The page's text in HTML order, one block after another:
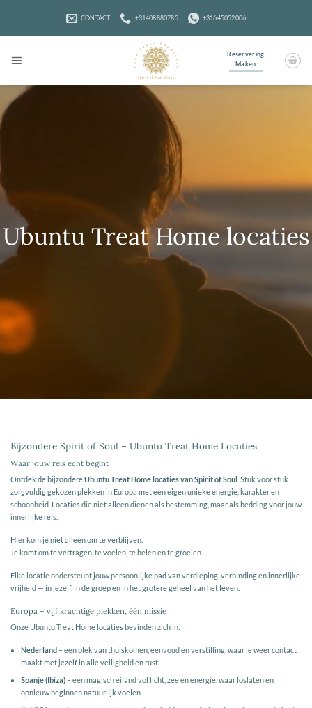
CONTACT +31408880785 +31645052006
Reservering
Maken
Ubuntu Treat Home locaties
Bijzondere Spirit of Soul – Ubuntu Treat Home Locaties
Waar jouw reis echt begint
Ontdek de bijzondereUbuntu Treat Home locaties van Spirit of Soul . Stuk voor stuk
zorgvuldig gekozen plekken in Europa met een eigen unieke energie, karakter en
schoonheid. Locaties die niet alleen dienen als bestemming, maar als bedding voor jouw
innerlijke reis.
Hier kom je niet alleen om te verblijven.
Je komt om te vertragen, te voelen, te helen en te groeien.
Elke locatie ondersteunt jouw persoonlijke pad van verdieping, verbinding en innerlijke
vrijheid — in jezelf, in de groep en in het grotere geheel van het leven.
Europa – vijf krachtige plekken, één missie
Onze Ubuntu Treat Home locaties bevinden zich in:
Nederland – een plek van thuiskomen, eenvoud en verstilling, waar je weer contact
maakt met jezelf in alle veiligheid en rust
Spanje (Ibiza)– een magisch eiland vol licht, zee en energie, waar loslaten en
opnieuw beginnen natuurlijk voelen